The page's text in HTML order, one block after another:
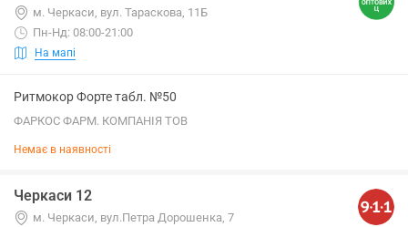
м. Черкаси, вул. Тараскова, 11Б
Пн-Нд: 08:00-21:00
На мапі
Ритмокор Форте табл. №50
ФАРКОС ФАРМ. КОМПАНІЯ ТОВ
Немає в наявності
Черкаси 12
м. Черкаси, вул.Петра Дорошенка, 7